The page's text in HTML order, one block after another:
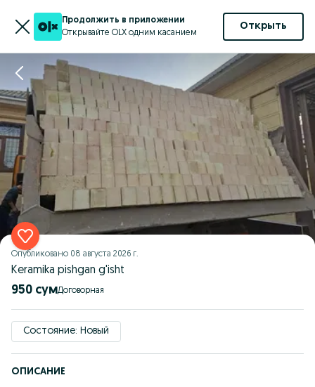
Продолжить в приложении
Открывайте OLX одним касанием
Открыть
Опубликовано 08 августа 2026 г.
Keramika pishgan g'isht
950 сум Договорная
Состояние: Новый
ОПИСАНИЕ